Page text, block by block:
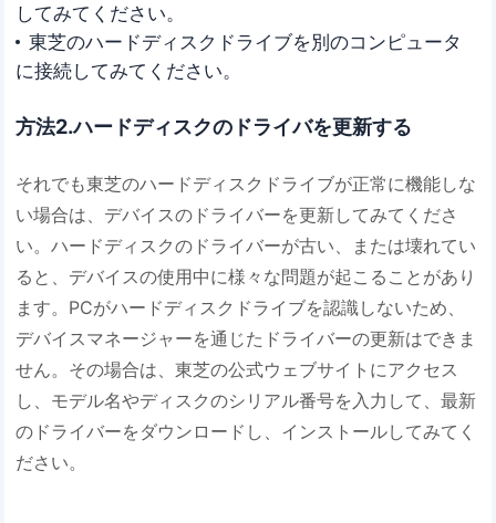
してみてください。
東芝のハードディスクドライブを別のコンピュータ
に接続してみてください。
方法2.ハードディスクのドライバを更新する
それでも東芝のハードディスクドライブが正常に機能しな
い場合は、デバイスのドライバーを更新してみてくださ
い。ハードディスクのドライバーが古い、または壊れてい
ると、デバイスの使用中に様々な問題が起こることがあり
ます。PCがハードディスクドライブを認識しないため、
デバイスマネージャーを通じたドライバーの更新はできま
せん。その場合は、東芝の公式ウェブサイトにアクセス
し、モデル名やディスクのシリアル番号を入力して、最新
のドライバーをダウンロードし、インストールしてみてく
ださい。